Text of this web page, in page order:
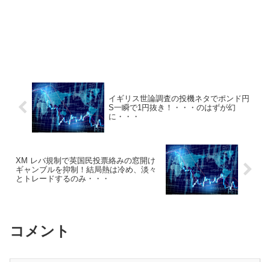
イギリス世論調査の投機ネタでポンド円
S一瞬で1円抜き！・・・のはずが幻
に・・・
XM レバ規制で英国民投票絡みの窓開け
ギャンブルを抑制！結局熱は冷め、淡々
とトレードするのみ・・・
コメント